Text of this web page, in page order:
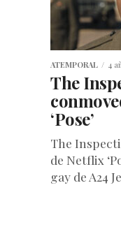
ATEMPORAL 4
The
‘Pose’
The
de Netflix
gay de A24